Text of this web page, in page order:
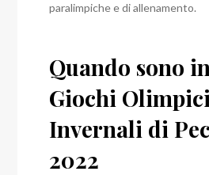
paralimpiche e di allenamento.
Quando sono
Giochi Olimpici
Invernali di
2022